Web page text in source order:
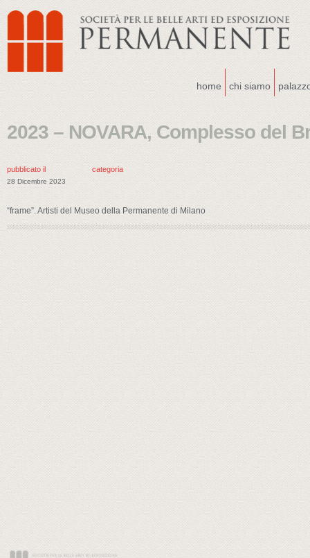
home chi siamo
2023 – NOVARA, Complesso del
pubblicato il
28 Dicembre 2023
categoria
“frame”. Artisti del Museo della Permanente di Milano